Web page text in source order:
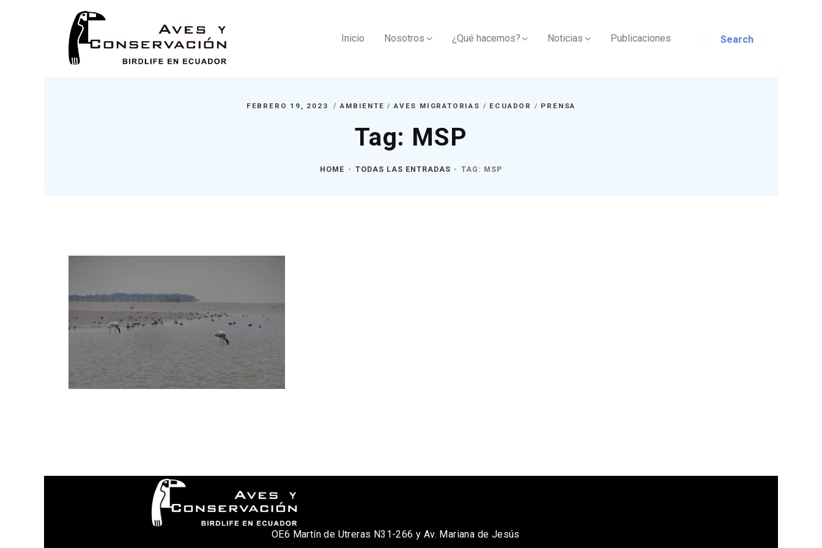
Inicio Nosotros ¿Qué hacemos? Noticias Publicaciones Search
FEBRERO 19, 2023 AMBIENTE /AVES MIGRATORIAS / ECUADOR / PRENSA
Tag: MSP
HOME TODAS LAS ENTRADAS TAG: MSP
Nosotros
¿Qué Hacemos?
OE6 Martín de Utreras N31-266 y Av. Mariana de Jesús